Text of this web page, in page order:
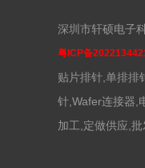
深圳市轩硕电子
粤ICP备
贴片排针,单排排
针,Wafer连接器,
加工,定做供应,批